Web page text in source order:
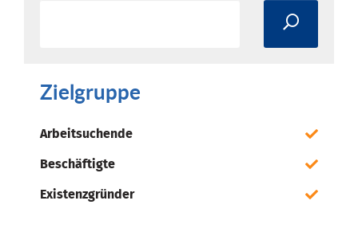
Zielgruppe
Arbeitsuchende
Beschäftigte
Existenzgründer